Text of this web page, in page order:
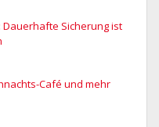
Sicherung ist
Café und mehr